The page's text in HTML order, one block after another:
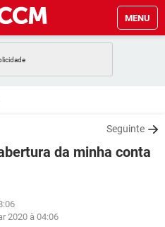
MENU
GMAIL
WHATSAPP
FACEBOOK
Seguinte
da minha conta
2020 à 04:06